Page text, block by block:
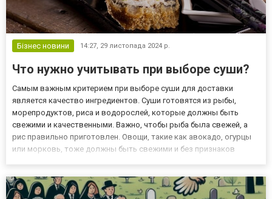
Бізнес новини 14:27, 29 листопада 2024 р.
Что нужно учитывать при выборе суши?
Самым важным критерием при выборе суши для доставки
является качество ингредиентов. Суши готовятся из рыбы,
морепродуктов, риса и водорослей, которые должны быть
свежими и качественными. Важно, чтобы рыба была свежей, а
рис правильно приготовлен. Овощи, такие как авокадо, огурцы
или морковь, тоже должны быть свежими и без признаков
с сырым...